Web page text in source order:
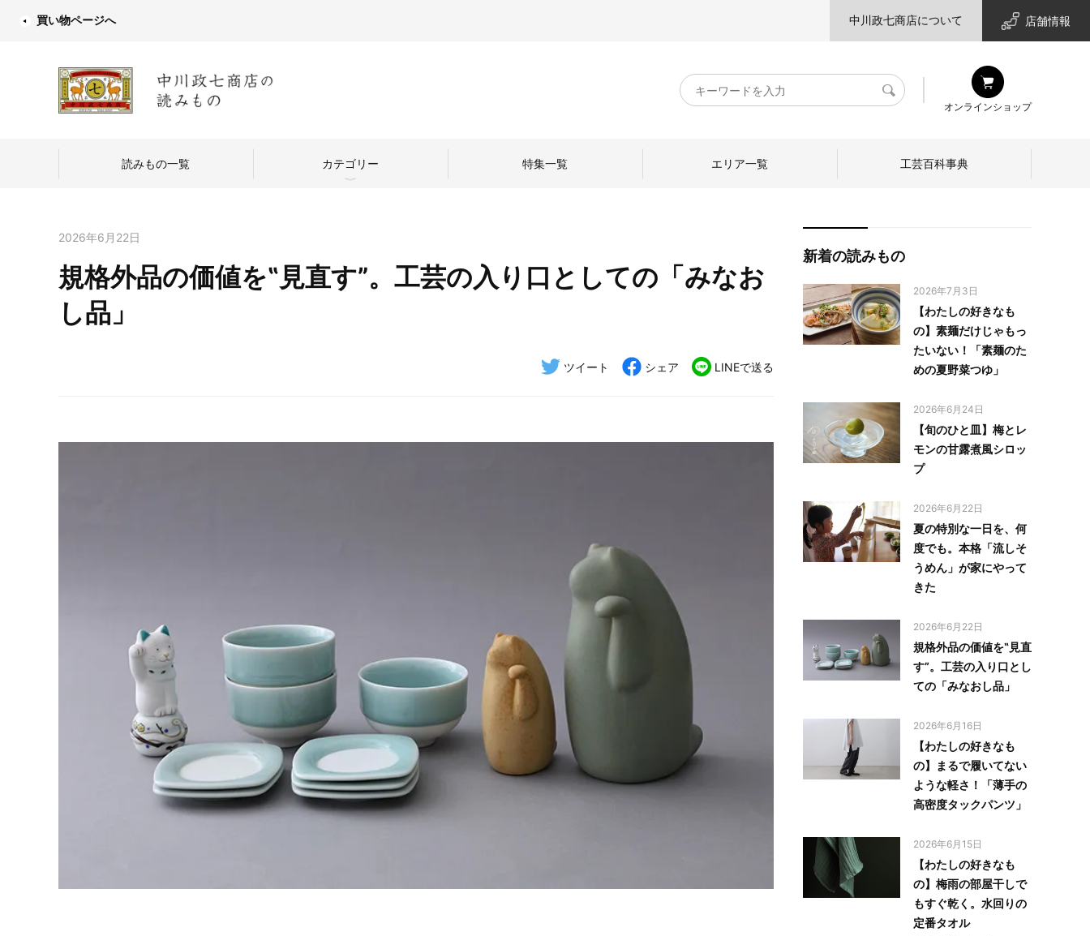
買い物ページへ 中川政七商店について 店舗情報
キ
ー
検
オンラインショップ
読みもの一覧 カテゴリー
中川政七商店のものづくり 日本の暮らし 中川政七商店のひと
特集一覧 エリア一覧 工芸百科事典
2026年6月22日
規格外品の価値を‟見直す”。工芸の入り口としての「みなお
し品」
ツイート シェア LINEで送る
新着の読みもの
2026年7月3日
【わたしの好きなも
の】素麺だけじゃもっ
たいない！「素麺のた
めの夏野菜つゆ」
2026年6月24日
【旬のひと皿】梅とレ
モンの甘露煮風シロッ
プ
2026年6月22日
夏の特別な一日を、何
度でも。本格「流しそ
うめん」が家にやって
きた
2026年6月22日
規格外品の価値を‟見直
す”。工芸の入り口とし
ての「みなおし品」
2026年6月16日
【わたしの好きなも
の】まるで履いてない
ような軽さ！「薄手の
高密度タックパンツ」
2026年6月15日
【わたしの好きなも
の】梅雨の部屋干しで
もすぐ乾く。水回りの
定番タオル